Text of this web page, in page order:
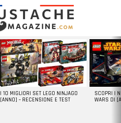
I 10 MIGLIORI SET LEGO NINJAGO
[ANNO] – RECENSIONE E TEST
SCOPRI I
WARS DI